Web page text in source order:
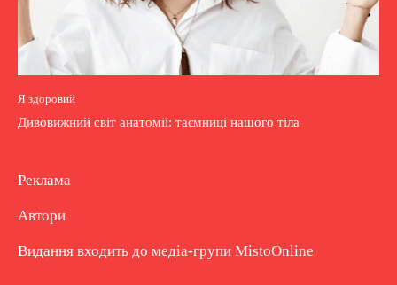
Я здоровий
Дивовижний світ анатомії: таємниці нашого тіла
Реклама
Автори
Видання входить до медіа-групи MistoOnline